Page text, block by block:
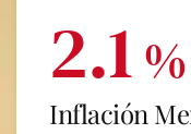
2.1%
Inflación